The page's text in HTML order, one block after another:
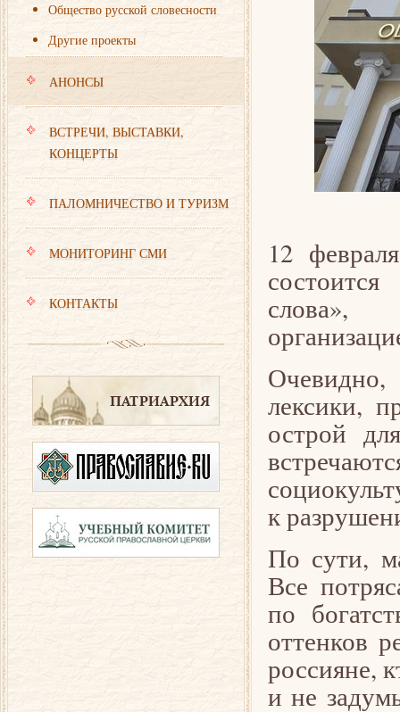
Общество русской словесности
Другие проекты
АНОНСЫ
ВСТРЕЧИ, ВЫСТАВКИ,
КОНЦЕРТЫ
ПАЛОМНИЧЕСТВО И ТУРИЗМ
МОНИТОРИНГ СМИ
КОНТАКТЫ
12
слова»,
лексики,
острой
к
По сути,
Все
по
оттенков
россияне,
и не